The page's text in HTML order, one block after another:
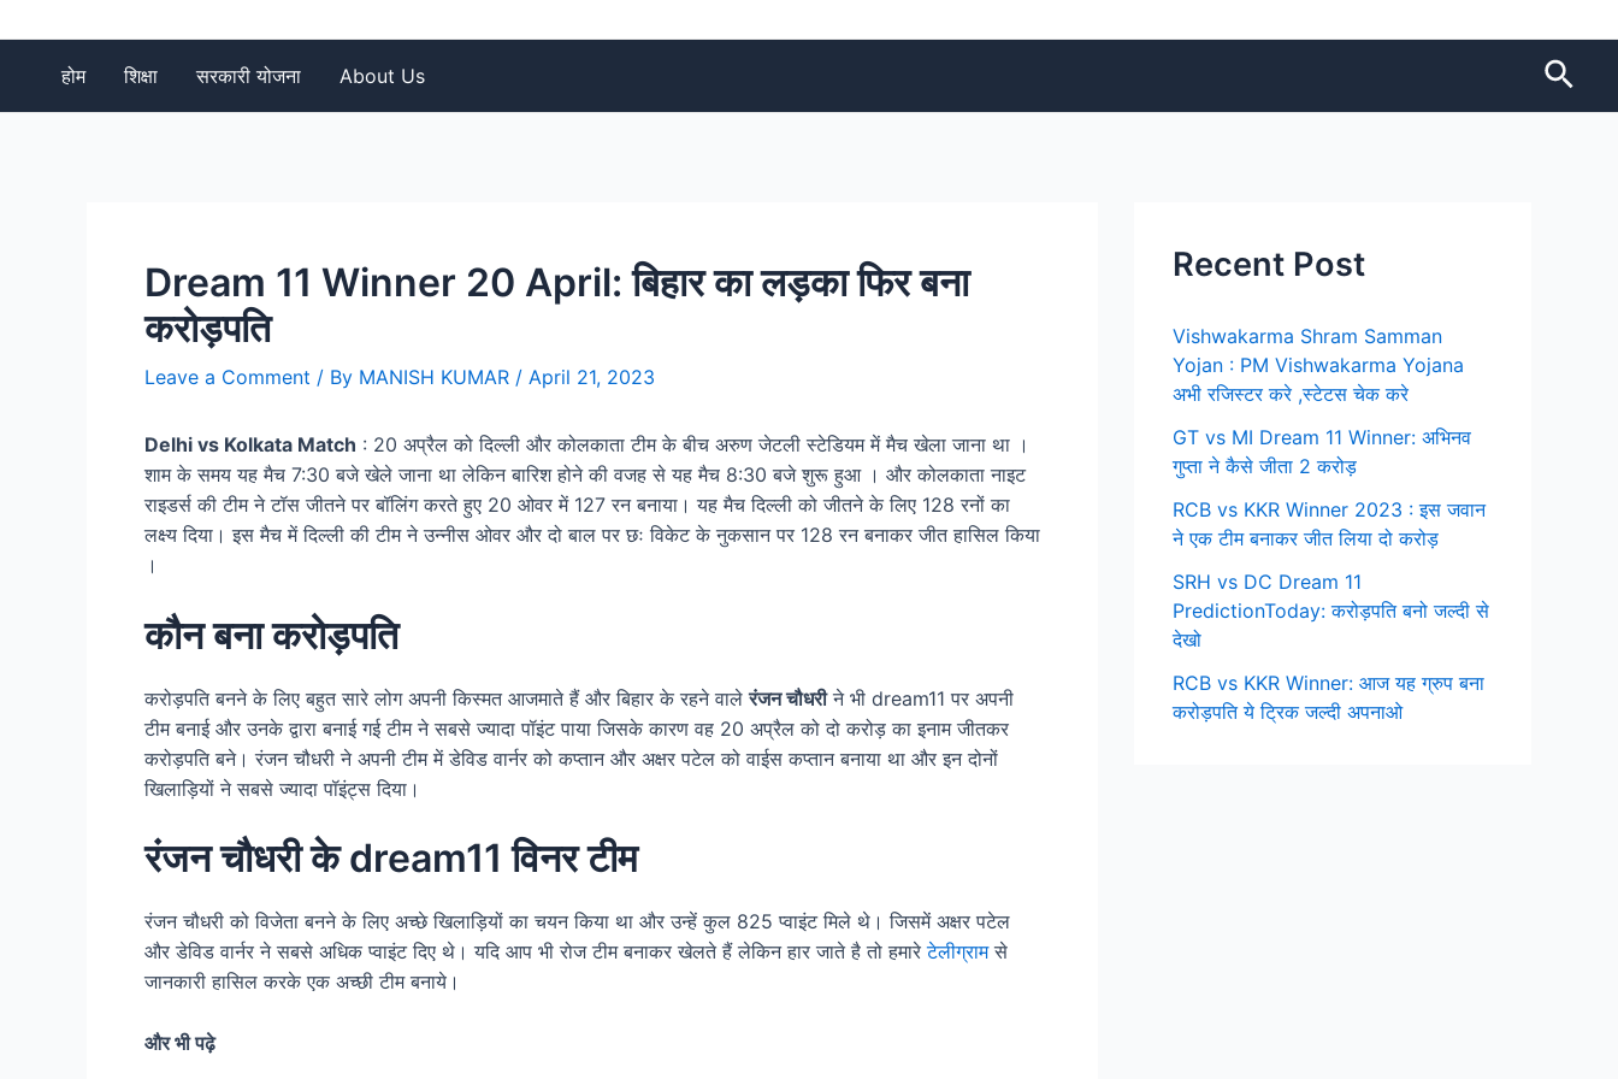
to
contentहोम शिक्षा सरकारी योजना About Us
Dream 11 Winner 20 April: बिहार का लड़का फिर बना
करोड़पति
Leave a Comment / By MANISH KUMAR / April 21, 2023
Delhi vs Kolkata Match : 20 अप्रैल को दिल्ली और कोलकाता टीम के बीच अरुण जेटली स्टेडियम में मैच खेला जाना था ।
शाम के समय यह मैच 7:30 बजे खेले जाना था लेकिन बारिश होने की वजह से यह मैच 8:30 बजे शुरू हुआ । और कोलकाता नाइट
राइडर्स की टीम ने टॉस जीतने पर बॉलिंग करते हुए 20 ओवर में 127 रन बनाया। यह मैच दिल्ली को जीतने के लिए 128 रनों का
लक्ष्य दिया। इस मैच में दिल्ली की टीम ने उन्नीस ओवर और दो बाल पर छः विकेट के नुकसान पर 128 रन बनाकर जीत हासिल किया
।
कौन बना करोड़पति
करोड़पति बनने के लिए बहुत सारे लोग अपनी किस्मत आजमाते हैं और बिहार के रहने वालेरंजन चौधरीने भी dream11 पर अपनी
टीम बनाई और उनके द्वारा बनाई गई टीम ने सबसे ज्यादा पॉइंट पाया जिसके कारण वह 20 अप्रैल को दो करोड़ का इनाम जीतकर
करोड़पति बने। रंजन चौधरी ने अपनी टीम में डेविड वार्नर को कप्तान और अक्षर पटेल को वाईस कप्तान बनाया था और इन दोनों
खिलाड़ियों ने सबसे ज्यादा पॉइंट्स दिया।
रंजन चौधरी के dream11 विनर टीम
रंजन चौधरी को विजेता बनने के लिए अच्छे खिलाड़ियों का चयन किया था और उन्हें कुल 825 प्वाइंट मिले थे। जिसमें अक्षर पटेल
और डेविड वार्नर ने सबसे अधिक प्वाइंट दिए थे। यदि आप भी रोज टीम बनाकर खेलते हैं लेकिन हार जाते है तो हमारेटेलीग्रामसे
जानकारी हासिल करके एक अच्छी टीम बनाये।
और भी पढ़े
Recent Post
Vishwakarma Shram Samman
Yojan : PM Vishwakarma Yojana
अभी रजिस्टर करे ,स्टेटस चेक करे
GT vs MI Dream 11 Winner: अभिनव
गुप्ता ने कैसे जीता 2 करोड़
RCB vs KKR Winner 2023 : इस जवान
ने एक टीम बनाकर जीत लिया दो करोड़
SRH vs DC Dream 11
PredictionToday: करोड़पति बनो जल्दी से
देखो
RCB vs KKR Winner: आज यह ग्रुप बना
करोड़पति ये ट्रिक जल्दी अपनाओ